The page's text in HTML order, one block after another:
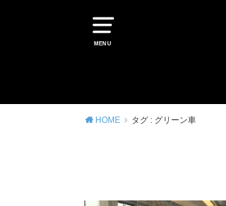
MENU
HOME タグ : グリーン車